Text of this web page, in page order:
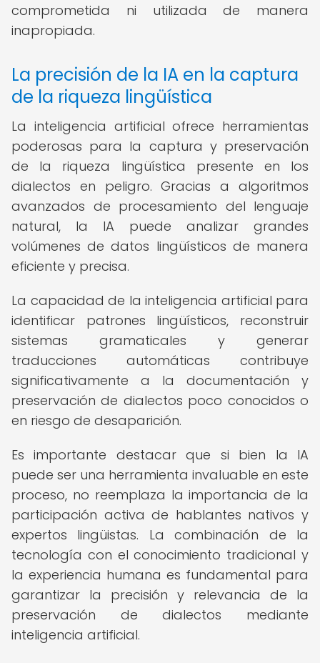
comprometida ni utilizada de manera
inapropiada.
La precisión de la IA en la captura
de la riqueza lingüística
La inteligencia artificial ofrece herramientas
poderosas para la captura y preservación
de la riqueza lingüística presente en los
dialectos en peligro. Gracias a algoritmos
avanzados de procesamiento del lenguaje
natural, la IA puede analizar grandes
volúmenes de datos lingüísticos de manera
eficiente y precisa.
La capacidad de la inteligencia artificial para
identificar patrones lingüísticos, reconstruir
sistemas gramaticales y generar
traducciones automáticas contribuye
significativamente a la documentación y
preservación de dialectos poco conocidos o
en riesgo de desaparición.
Es importante destacar que si bien la IA
puede ser una herramienta invaluable en este
proceso, no reemplaza la importancia de la
participación activa de hablantes nativos y
expertos lingüistas. La combinación de la
tecnología con el conocimiento tradicional y
la experiencia humana es fundamental para
garantizar la precisión y relevancia de la
preservación de dialectos mediante
inteligencia artificial.